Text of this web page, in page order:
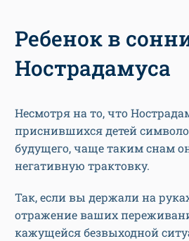
Ребенок в
Нострадамуса
Несмотря на то, что
приснившихся детей
будущего, чаще таким снам
негативную трактовку.
Так, если вы держали на
отражение ваших
кажущейся безвыходной